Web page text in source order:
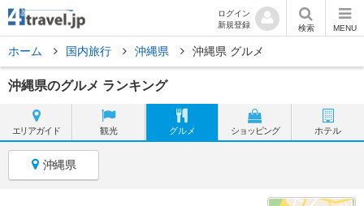
ログイン
新規登録
検索 MENU
ホーム 国内旅行 沖縄県 沖縄県 グルメ
沖縄県のグルメ ランキング
エリアガイド 観光 グルメ ショッピング ホテル
沖縄県